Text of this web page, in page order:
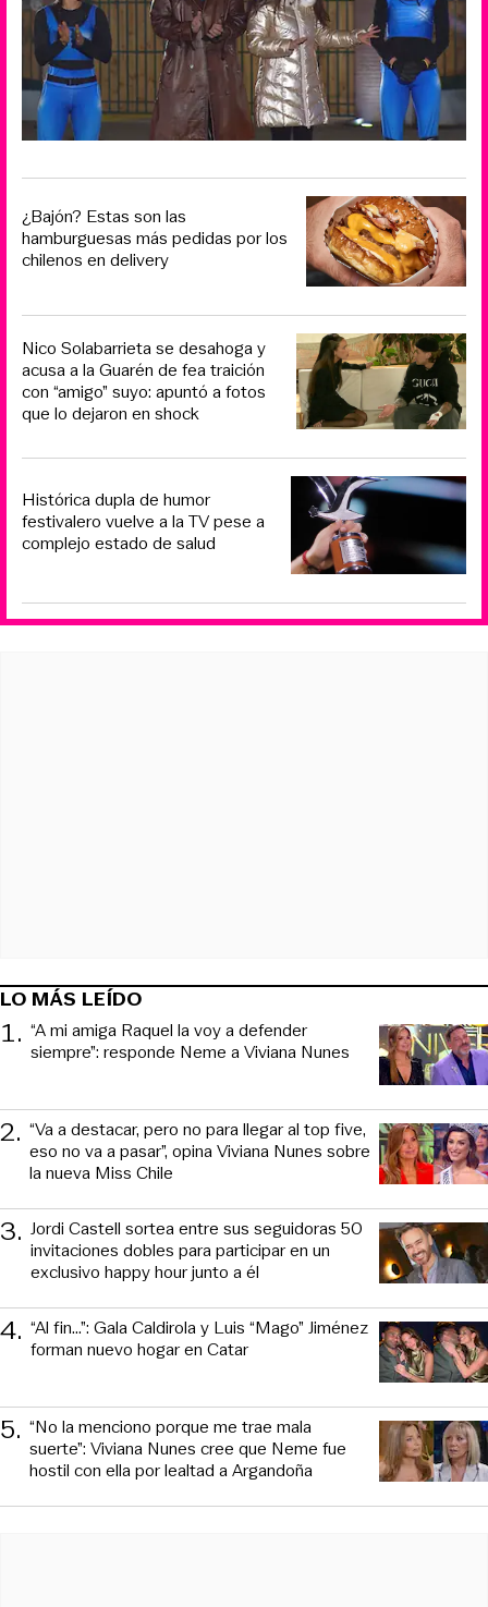
¿Bajón? Estas son las
hamburguesas más pedidas por los
chilenos en delivery
Nico Solabarrieta se desahoga y
acusa a la Guarén de fea traición
con “amigo” suyo: apuntó a fotos
que lo dejaron en shock
Histórica dupla de humor
festivalero vuelve a la TV pese a
complejo estado de salud
LO MÁS LEÍDO
1. “A mi amiga Raquel la voy a defender
siempre”: responde Neme a Viviana Nunes
2. “Va a destacar, pero no para llegar al top five,
eso no va a pasar”, opina Viviana Nunes sobre
la nueva Miss Chile
3. Jordi Castell sortea entre sus seguidoras 50
invitaciones dobles para participar en un
exclusivo happy hour junto a él
4. “Al fin…”: Gala Caldirola y Luis “Mago” Jiménez
forman nuevo hogar en Catar
5. “No la menciono porque me trae mala
suerte”: Viviana Nunes cree que Neme fue
hostil con ella por lealtad a Argandoña